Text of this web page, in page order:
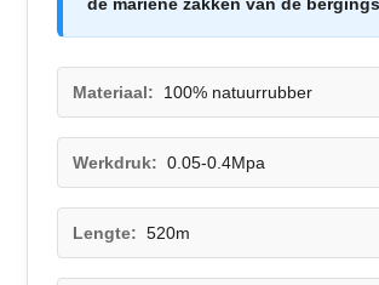
Materiaal: 100% natuurrubber
Werkdruk: 0.05-0.4Mpa
Lengte: 520m